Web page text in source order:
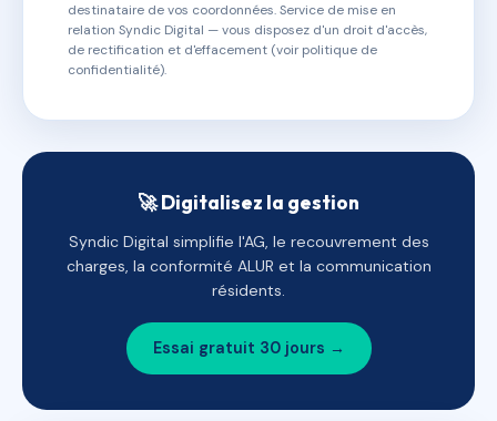
destinataire de vos coordonnées. Service de mise en
relation Syndic Digital — vous disposez d'un droit d'accès,
de rectification et d'effacement (voir politique de
confidentialité).
🚀 Digitalisez la gestion
Syndic Digital simplifie l'AG, le recouvrement des
charges, la conformité ALUR et la communication
résidents.
Essai gratuit 30 jours →